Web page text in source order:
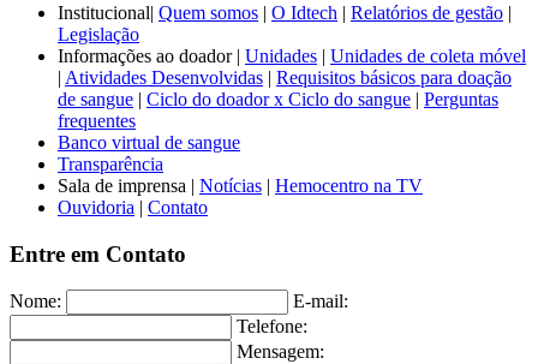
Institucional| Quem somos | O Idtech | Relatórios de gestão |
Legislação
Informações ao doador | Unidades | Unidades de coleta móvel
| Atividades Desenvolvidas | Requisitos básicos para doação
de sangue | Ciclo do doador x Ciclo do sangue | Perguntas
frequentes
Banco virtual de sangue
Transparência
Sala de imprensa | Notícias | Hemocentro na TV
Ouvidoria | Contato
Entre em Contato
Nome:
E-mail:
Telefone:
Mensagem: